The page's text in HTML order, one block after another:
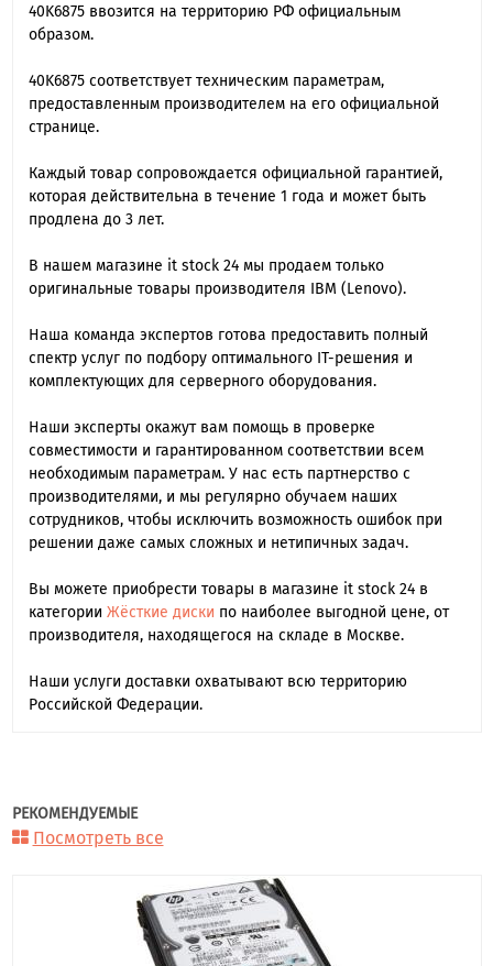
40K6875 ввозится на территорию РФ официальным
образом.
40K6875 cоответствует техническим параметрам,
предоставленным производителем на его официальной
странице.
Каждый товар сопровождается официальной гарантией,
которая действительна в течение 1 года и может быть
продлена до 3 лет.
В нашем магазине it stock 24 мы продаем только
оригинальные товары производителя IBM (Lenovo).
Наша команда экспертов готова предоставить полный
спектр услуг по подбору оптимального IT-решения и
комплектующих для серверного оборудования.
Наши эксперты окажут вам помощь в проверке
совместимости и гарантированном соответствии всем
необходимым параметрам. У нас есть партнерство с
производителями, и мы регулярно обучаем наших
сотрудников, чтобы исключить возможность ошибок при
решении даже самых сложных и нетипичных задач.
Вы можете приобрести товары в магазине it stock 24 в
категории Жёсткие диски по наиболее выгодной цене, от
производителя, находящегося на складе в Москве.
Наши услуги доставки охватывают всю территорию
Российской Федерации.
РЕКОМЕНДУЕМЫЕ
Посмотреть все